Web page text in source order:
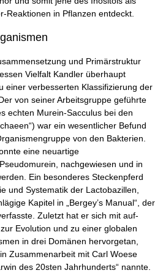
Reaktionen in Pflanzen entdeckt.
und Primärstruktur
Vielfalt Kandler überhaupt
einer verbesserten Klassifizierung der
von seiner Arbeitsgruppe geführte
echten Murein-Sacculus bei den
war ein wesentlicher Befund
von den Bakterien.
eine neuartige
nachgewiesen und in
Ein besonderes Steckenpferd
und Systematik der Lactobazillen,
Kapitel in „Bergey’s Manual“, der
Zuletzt hat er sich mit auf-
Evolution und zu einer globalen
in drei Domänen hervorgetan,
Zusammenarbeit mit Carl Woese
des 20sten Jahrhunderts“ nannte.